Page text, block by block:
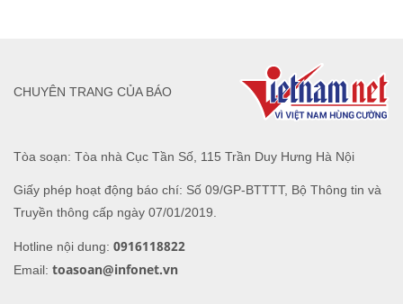
Tòa soạn: Tòa nhà Cục Tần Số, 115 Trần Duy Hưng Hà Nội
Giấy phép hoạt động báo chí: Số 09/GP-BTTTT, Bộ Thông tin và
Truyền thông cấp ngày 07/01/2019.
Hotline nội dung: 0916118822
Email: toasoan@infonet.vn
CHUYÊN TRANG CỦA BÁO